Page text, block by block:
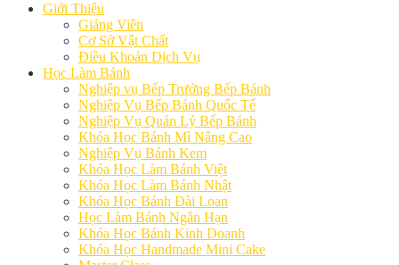
Giới Thiệu
Giảng Viên
Cơ Sở Vật Chất
Điều Khoản Dịch Vụ
Học Làm Bánh
Nghiệp vụ Bếp Trưởng Bếp Bánh
Nghiệp Vụ Bếp Bánh Quốc Tế
Nghiệp Vụ Quản Lý Bếp Bánh
Khóa Học Bánh Mì Nâng Cao
Nghiệp Vụ Bánh Kem
Khóa Học Làm Bánh Việt
Khóa Học Làm Bánh Nhật
Khóa Học Bánh Đài Loan
Học Làm Bánh Ngắn Hạn
Khóa Học Bánh Kinh Doanh
Khóa Học Handmade Mini Cake